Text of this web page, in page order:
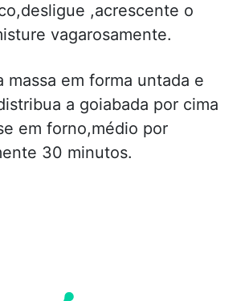
,acrescente o
vagarosamente.
massa em forma untada e
a goiabada por cima
em forno,médio por
30 minutos.